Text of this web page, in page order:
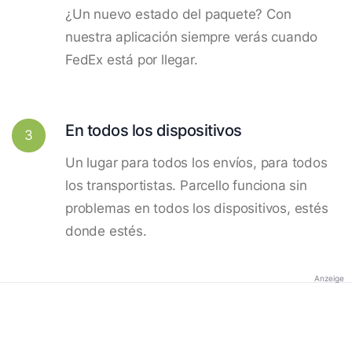
¿Un nuevo estado del paquete? Con
nuestra aplicación siempre verás cuando
FedEx está por llegar.
3 En todos los dispositivos
Un lugar para todos los envíos, para todos
los transportistas. Parcello funciona sin
problemas en todos los dispositivos, estés
donde estés.
Anzeige